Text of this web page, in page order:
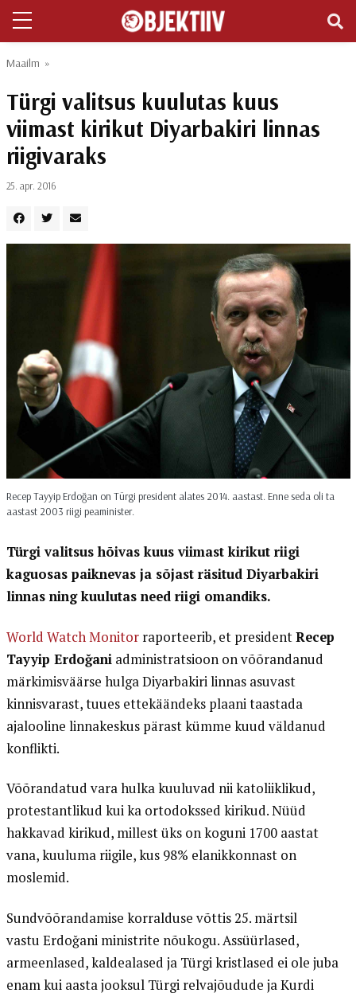
Maailm »
Türgi valitsus kuulutas kuus
viimast kirikut Diyarbakiri linnas
riigivaraks
25. apr. 2016
Recep Tayyip Erdoğan on Türgi president alates 2014. aastast. Enne seda oli ta
aastast 2003 riigi peaminister.
Türgi valitsus hõivas kuus viimast kirikut riigi
kaguosas paiknevas ja sõjast räsitud Diyarbakiri
linnas ning kuulutas need riigi omandiks.
World Watch Monitorraporteerib, et presidentRecep
Tayyip Erdoğaniadministratsioon on võõrandanud
märkimisväärse hulga Diyarbakiri linnas asuvast
kinnisvarast, tuues ettekäändeks plaani taastada
ajalooline linnakeskus pärast kümme kuud väldanud
konflikti.
Võõrandatud vara hulka kuuluvad nii katoliiklikud,
protestantlikud kui ka ortodokssed kirikud. Nüüd
hakkavad kirikud, millest üks on koguni 1700 aastat
vana, kuuluma riigile, kus 98% elanikkonnast on
moslemid.
Sundvõõrandamise korralduse võttis 25. märtsil
vastu Erdoğani ministrite nõukogu. Assüürlased,
armeenlased, kaldealased ja Türgi kristlased ei ole juba
enam kui aasta jooksul Türgi relvajõudude ja Kurdi